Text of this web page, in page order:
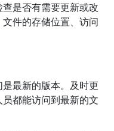
是否有需要更新或改
件的存储位置、访问
最新的版本。及时更
都能访问到最新的文